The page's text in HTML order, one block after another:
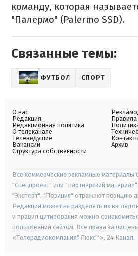
команду, которая
"Палермо" (Palermo SSD).
Связанные темы:
ФУТБОЛ СПОРТ
О нас
Редакция
Редакционная политика
О телеканале
Телеведущие
Вакансии
Структура собственности
Правила
Архив
Все коммерческие рекламные материалы
"Спецпроект" или "Партнерский
"Эксперт", "Позиция" отражают позицию
Редакция может не разделять их
и правил цитирования можно
пользования сайтом. Все права
«Телерадиокомпания" Люкс "», 24 Канал.